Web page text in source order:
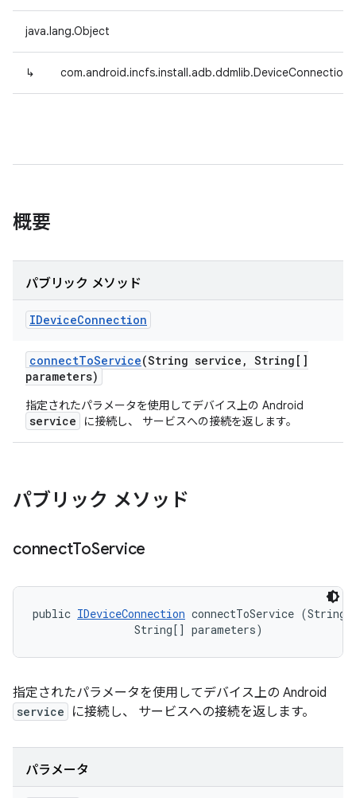
java.lang.Object
↳
概要
パブリック メソッド
IDeviceConnection
connectToService(String service , String[]
parameters)
指定されたパラメータを使用してデバイス上の Android
service に接続し、 サービスへの接続を返します。
パブリック メソッド
connectToService
public IDeviceConnection connectToService
                String[] parameters)
指定されたパラメータを使用してデバイス上の Android
service に接続し、 サービスへの接続を返します。
パラメータ